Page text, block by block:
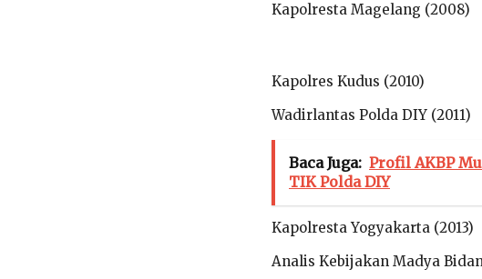
Kapolresta Magelang (2008)
Kapolres Kudus (2010)
Wadirlantas Polda DIY (2011)
Baca Juga: Profil AKBP
TIK Polda DIY
Kapolresta Yogyakarta (2013)
Analis Kebijakan Madya